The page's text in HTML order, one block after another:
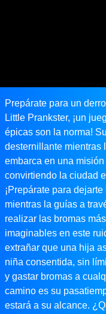
Prepárate para un
Little Prankster, ¡un
épicas son la norma!
desternillante mientras
embarca en una
convirtiendo la ciudad
¡Prepárate para
mientras la guías a
realizar las bromas
imaginables en este
extrañar que una hija
niña consentida, sin
y gastar bromas a
camino es su
estará a su alcance.